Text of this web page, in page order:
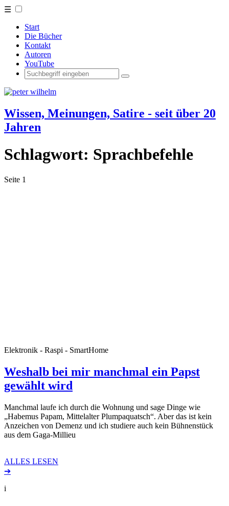
☰
Start
Die Bücher
Kontakt
Autoren
YouTube
Wissen, Meinungen, Satire - seit über 20
Jahren
Schlagwort: Sprachbefehle
Seite 1
Elektronik - Raspi - SmartHome
Weshalb bei mir manchmal ein Papst
gewählt wird
Manchmal laufe ich durch die Wohnung und sage Dinge wie
„Habemus Papam, Mittelalter Plumpaquatsch“. Aber das ist kein
Anzeichen von Demenz und ich studiere auch kein Bühnenstück
aus dem Gaga-Millieu
ALLES LESEN
➔
i